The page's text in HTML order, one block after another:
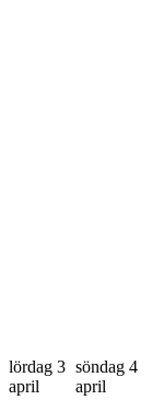
lördag 3
april
söndag 4
april